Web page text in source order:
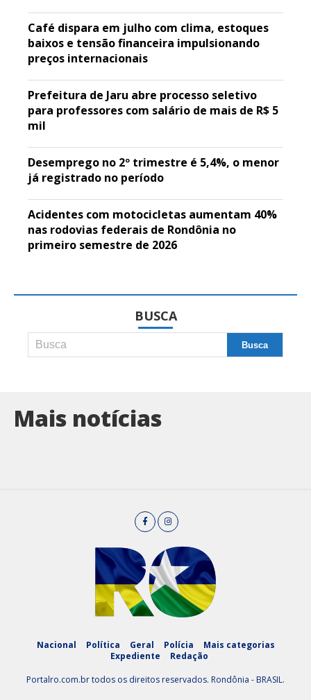
Café dispara em julho com clima, estoques
baixos e tensão financeira impulsionando
preços internacionais
Prefeitura de Jaru abre processo seletivo
para professores com salário de mais de R$ 5
mil
Desemprego no 2º trimestre é 5,4%, o menor
já registrado no período
Acidentes com motocicletas aumentam 40%
nas rodovias federais de Rondônia no
primeiro semestre de 2026
BUSCA
Mais notícias
Nacional Política Geral Polícia
Mais categorias
Expediente
Redação
Portalro.com.br todos os direitos reservados. Rondônia - BRASIL.